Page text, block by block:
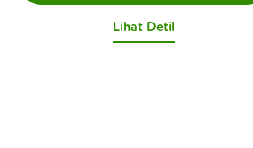
Lihat Detil